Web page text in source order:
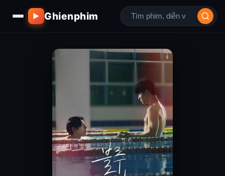
▶ Ghienphim